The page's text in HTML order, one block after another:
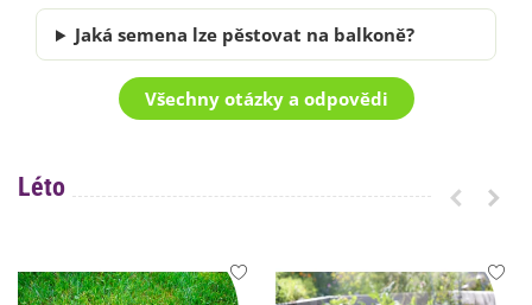
Jaká semena lze pěstovat na balkoně?
Všechny otázky a odpovědi
Léto